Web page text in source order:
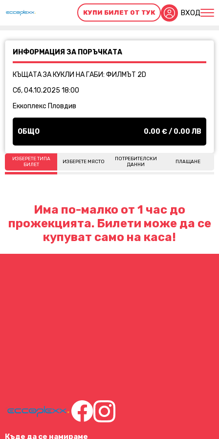
КУПИ БИЛЕТ ОТ ТУК ВХОД
ИНФОРМАЦИЯ ЗА ПОРЪЧКАТА
КЪЩАТА ЗА КУКЛИ НА ГАБИ: ФИЛМЪТ 2D
Сб, 04.10.2025 18:00
Еккоплекс Пловдив
ОБЩО 0.00 € / 0.00 ЛВ
ИЗБЕРЕТЕ ТИПА
БИЛЕТ
ИЗБЕРЕТЕ МЯСТО
ПОТРЕБИТЕЛСКИ
ДАННИ
ПЛАЩАНЕ
Има по-малко от 1 час до
прожекцията. Билети може да се
купуват само на каса!
Къде да се намираме